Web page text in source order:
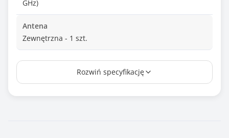
GHz)
Antena
Zewnętrzna - 1 szt.
Zysk anteny bezprzewodowej
Wymiary [G x S x W] (mm)
Rozwiń specyfikację